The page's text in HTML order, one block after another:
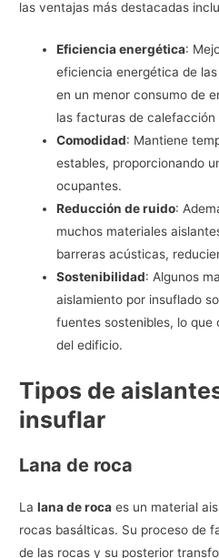
las ventajas más destacadas
Eficiencia energética:
eficiencia energética de
en un menor consumo de
las facturas de
Comodidad: Mantiene
estables, proporcionando
ocupantes.
Reducción de ruido:
muchos materiales
barreras acústicas,
Sostenibilidad: Algunos
aislamiento por insuflado
fuentes sostenibles, lo que
del edificio.
Tipos de
insuflar
Lana de roca
Lalana de roca es un material
rocas basálticas. Su proceso de
de las rocas y su posterior